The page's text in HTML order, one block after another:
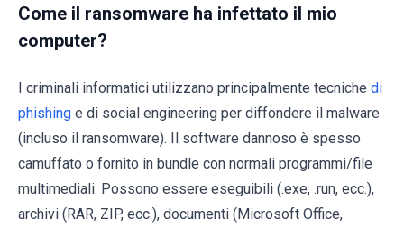
Come il ransomware ha infettato il mio
computer?
I criminali informatici utilizzano principalmente tecniche di
phishing e di social engineering per diffondere il malware
(incluso il ransomware). Il software dannoso è spesso
camuffato o fornito in bundle con normali programmi/file
multimediali. Possono essere eseguibili (.exe, .run, ecc.),
archivi (RAR, ZIP, ecc.), documenti (Microsoft Office,